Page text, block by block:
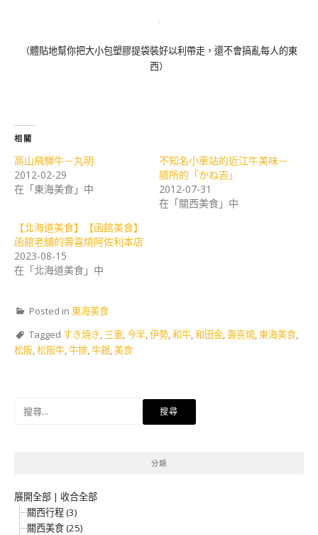
（體貼地幫你把大小包塑膠提袋裝好以利帶走，還不會搞亂每人的東
西）
相關
高山飛騨牛－丸明
2012-02-29
在「東海美食」中
不知名小車站的近江牛美味－
膳所的「かね吉」
2012-07-31
在「關西美食」中
【北海道美食】【函館美食】
函館老舖的壽喜燒阿佐利本店
2023-08-15
在「北海道美食」中
Posted in 東海美食
Tagged すき焼き 三重 今半 伊勢 和牛 和田金 壽喜燒 東海美食
松阪 松阪牛 牛排 牛銀 美食
分類
展開全部 | 收合全部
關西行程 (3)
關西美食 (25)